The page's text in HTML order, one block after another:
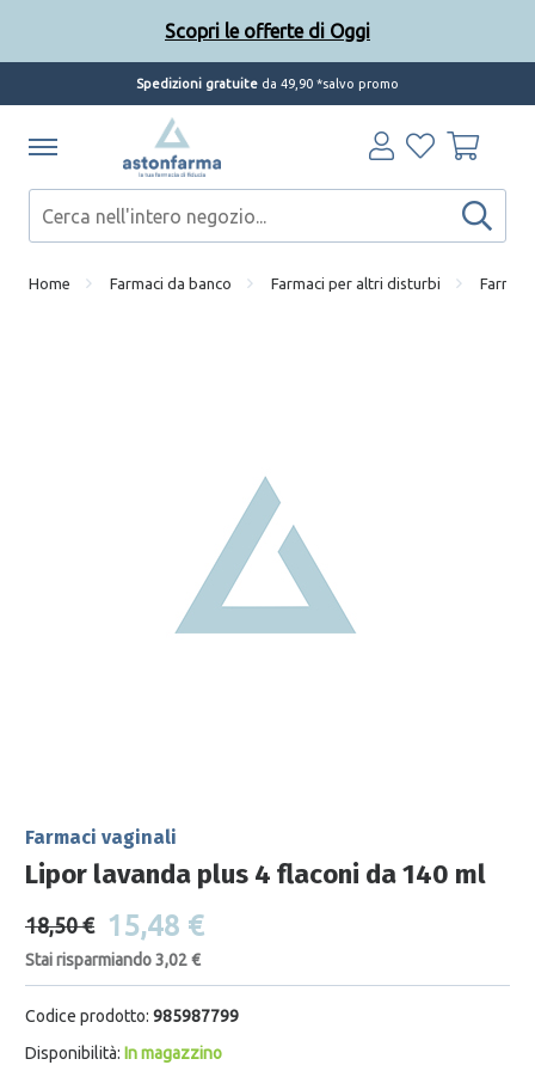
Spedizioni gratuite da 49,90 *salvo promo
Home Farmaci da banco Farmaci per altri disturbi
Farmaci vaginali
Lipor lavanda plus 4 flaconi da 140 ml
18,50 € 15,48 €
Stai risparmiando 3,02 €
Codice prodotto: 985987799
Disponibilità: In magazzino
Scopri le offerte di Oggi